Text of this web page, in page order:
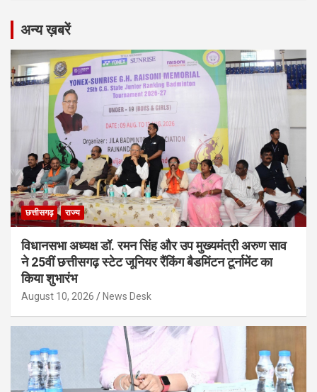
अन्य ख़बरें
छत्तीसगढ़ राज्य
विधानसभा अध्यक्ष डॉ. रमन सिंह और उप मुख्यमंत्री अरुण साव
ने 25वीं छत्तीसगढ़ स्टेट जूनियर रैंकिंग बैडमिंटन टूर्नामेंट का
किया शुभारंभ
August 10, 2026 News Desk